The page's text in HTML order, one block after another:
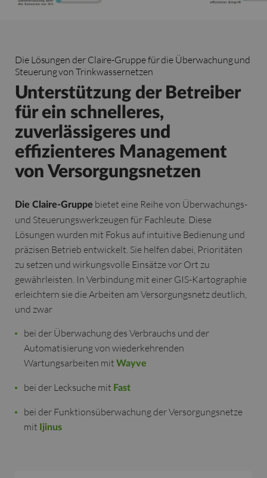
Die Lösungen der Claire-Gruppe für die Überwachung und
Steuerung von Trinkwassernetzen
Unterstützung der Betreiber
für ein schnelleres,
zuverlässigeres und
effizienteres Management
von Versorgungsnetzen
Die Claire-Gruppe bietet eine Reihe von Überwachungs-
und Steuerungswerkzeugen für Fachleute. Diese
Lösungen wurden mit Fokus auf intuitive Bedienung und
präzisen Betrieb entwickelt. Sie helfen dabei, Prioritäten
zu setzen und wirkungsvolle Einsätze vor Ort zu
gewährleisten. In Verbindung mit einer GIS-Kartographie
erleichtern sie die Arbeiten am Versorgungsnetz deutlich,
und zwar
bei der Überwachung des Verbrauchs und der
Automatisierung von wiederkehrenden
Wartungsarbeiten mit Wayve
bei der Lecksuche mit Fast
bei der Funktionsüberwachung der Versorgungsnetze
mit Ijinus